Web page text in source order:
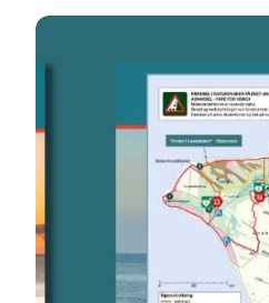
Fur & Østsalling Guide 2025